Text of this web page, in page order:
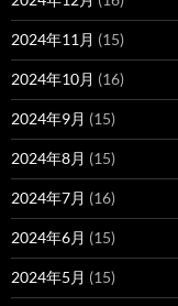
2024年11月 (15)
2024年10月 (16)
2024年9月 (15)
2024年8月 (15)
2024年7月 (16)
2024年6月 (15)
2024年5月 (15)